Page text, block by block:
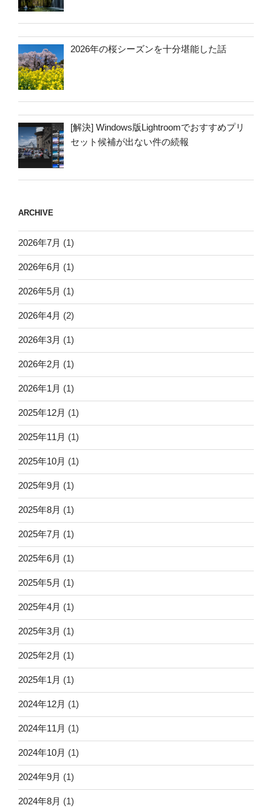
2026年の桜シーズンを十分堪能した話
[解決] Windows版Lightroomでおすすめプリ
セット候補が出ない件の続報
ARCHIVE
2026年7月 (1)
2026年6月 (1)
2026年5月 (1)
2026年4月 (2)
2026年3月 (1)
2026年2月 (1)
2026年1月 (1)
2025年12月 (1)
2025年11月 (1)
2025年10月 (1)
2025年9月 (1)
2025年8月 (1)
2025年7月 (1)
2025年6月 (1)
2025年5月 (1)
2025年4月 (1)
2025年3月 (1)
2025年2月 (1)
2025年1月 (1)
2024年12月 (1)
2024年11月 (1)
2024年10月 (1)
2024年9月 (1)
2024年8月 (1)